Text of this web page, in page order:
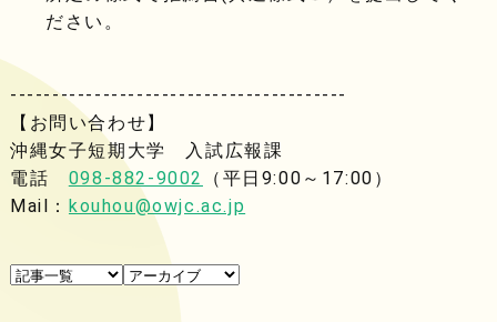
ださい。
----------------------------------------
【お問い合わせ】
沖縄女子短期大学 入試広報課
電話 098-882-9002
（平日9:00～17:00）
Mail： kouhou@owjc.ac.jp